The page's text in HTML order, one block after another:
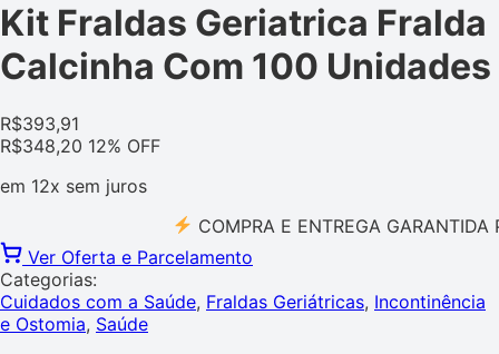
Kit Fraldas Geriatrica Fralda
Calcinha Com 100 Unidades
R$393,91
R$348,20 12% OFF
em 12x sem juros
COMPRA E ENTREGA GARANTIDA PELO
Ver Oferta e Parcelamento
Categorias:
Cuidados com a Saúde, Fraldas Geriátricas, Incontinência
e Ostomia, Saúde